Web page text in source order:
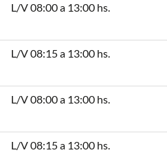
L/V 08:00 a 13:00 hs.
L/V 08:15 a 13:00 hs.
L/V 08:00 a 13:00 hs.
L/V 08:15 a 13:00 hs.